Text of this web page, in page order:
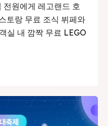
원에게 레고랜드 호
토랑 무료 조식 뷔페와
실 내 깜짝 무료 LEGO